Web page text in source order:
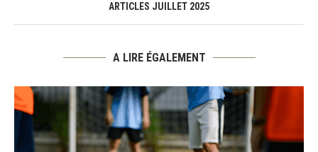
ARTICLES JUILLET 2025
A LIRE ÉGALEMENT